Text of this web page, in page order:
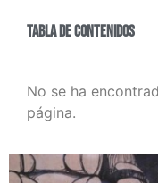
Tabla de contenidos
No se ha
página.